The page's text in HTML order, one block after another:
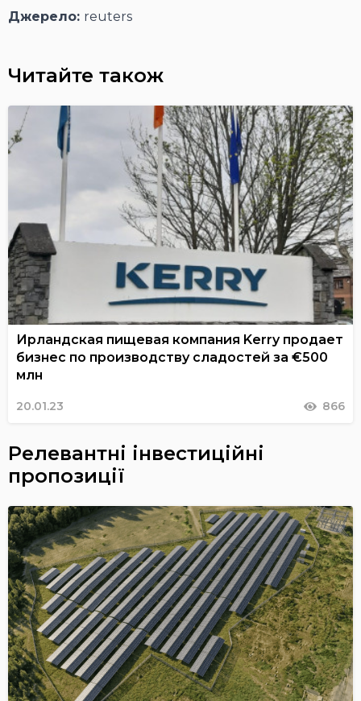
Джерело: reuters
Читайте також
Ирландская пищевая компания Kerry продает
бизнес по производству сладостей за €500
млн
20.01.23 866
Релевантні інвестиційні
пропозиції